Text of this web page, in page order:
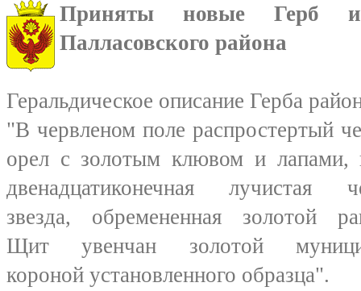
Приняты новые Герб
Палласовского района
Геральдическое описание Герба
"В червленом поле распростертый
орел с золотым клювом и лапами,
двенадцатиконечная лучистая
звезда, обремененная золотой
Щит увенчан золотой
короной установленного образца".